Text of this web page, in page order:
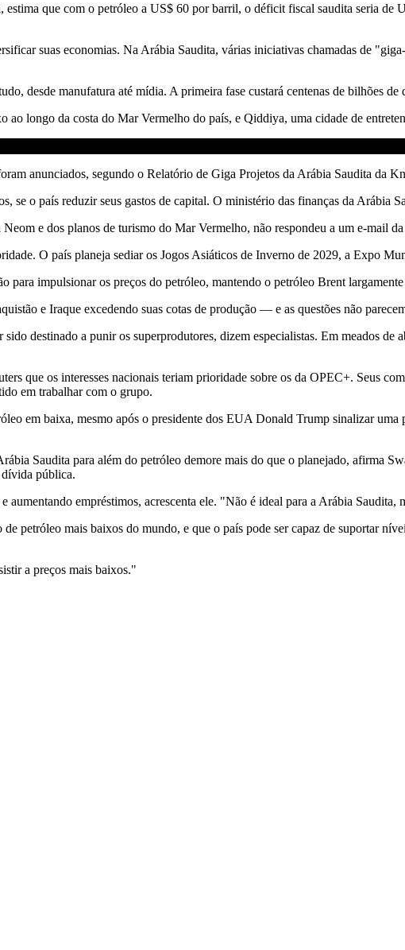
que com o petróleo a US$ 60 por barril, o déficit fiscal saudita seria de
suas economias. Na Arábia Saudita, várias iniciativas chamadas de
desde manufatura até mídia. A primeira fase custará centenas de bilhões de
longo da costa do Mar Vermelho do país, e Qiddiya, uma cidade de
anunciados, segundo o Relatório de Giga Projetos da Arábia Saudita da
se o país reduzir seus gastos de capital. O ministério das finanças da Arábia
e dos planos de turismo do Mar Vermelho, não respondeu a um e-mail
O país planeja sediar os Jogos Asiáticos de Inverno de 2029, a Expo
impulsionar os preços do petróleo, mantendo o petróleo Brent
e Iraque excedendo suas cotas de produção — e as questões não
destinado a punir os superprodutores, dizem especialistas. Em meados
que os interesses nacionais teriam prioridade sobre os da OPEC+. Seus
em trabalhar com o grupo.
em baixa, mesmo após o presidente dos EUA Donald Trump sinalizar
Saudita para além do petróleo demore mais do que o planejado, afirma
pública.
empréstimos, acrescenta ele. "Não é ideal para a Arábia Saudita,
petróleo mais baixos do mundo, e que o país pode ser capaz de suportar
a preços mais baixos."